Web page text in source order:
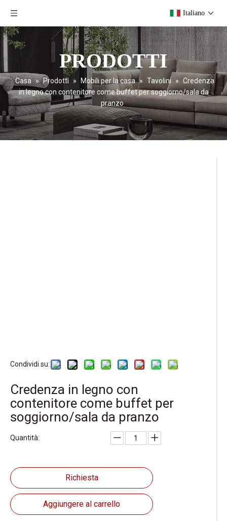
Italiano
PRODOTTI
Casa » Prodotti » Mobili per la casa » Tavolini » Credenza
in legno con contenitore come buffet per soggiorno/sala da
pranzo
Condividi su:
Credenza in legno con
contenitore come buffet per
soggiorno/sala da pranzo
Quantità:
Richiesta
Aggiungere al carrello